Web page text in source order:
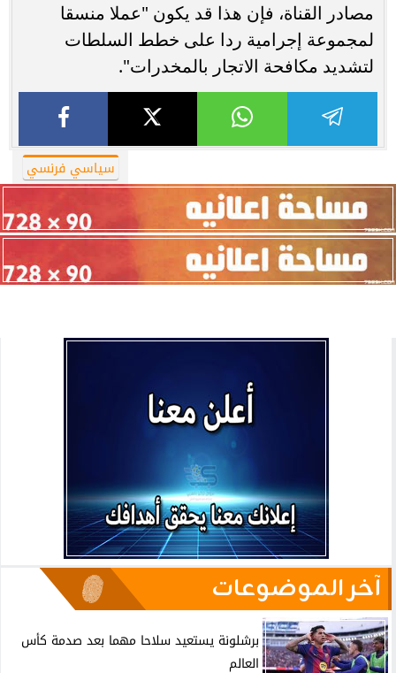
مصادر القناة، فإن هذا قد يكون "عملا منسقا
لمجموعة إجرامية ردا على خطط السلطات
لتشديد مكافحة الاتجار بالمخدرات".
سياسي فرنسي
آخر الموضوعات
برشلونة يستعيد سلاحا مهما بعد صدمة كأس
العالم